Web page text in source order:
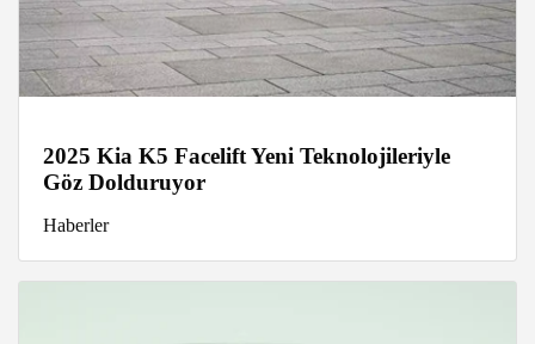
2025 Kia K5 Facelift Yeni Teknolojileriyle
Göz Dolduruyor
Haberler